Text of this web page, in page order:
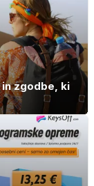
zgodbe, ki